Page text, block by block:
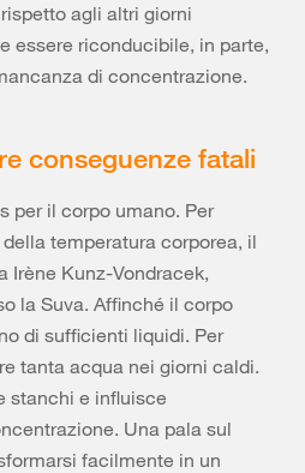
agli altri giorni
essere riconducibile, in parte,
di concentrazione.
conseguenze fatali
per il corpo umano. Per
temperatura corporea, il
Irène Kunz-Vondracek,
la Suva. Affinché il corpo
di sufficienti liquidi. Per
tanta acqua nei giorni caldi.
stanchi e influisce
Una pala sul
facilmente in un